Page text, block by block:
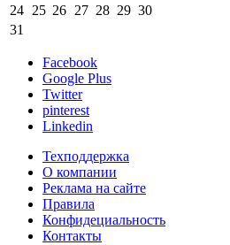
24 25 26 27 28 29 30
31
Facebook
Google Plus
Twitter
pinterest
Linkedin
Техподдержка
О компании
Реклама на сайте
Правила
Конфидециальность
Контакты